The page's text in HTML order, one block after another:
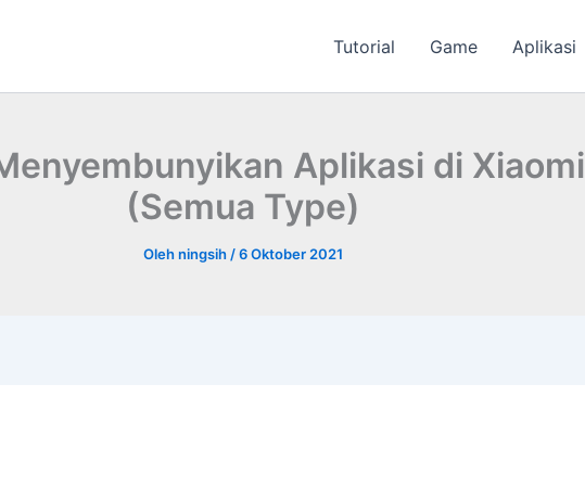
Tutorial Game Aplikasi
Aplikasi di Xiaomi
(Semua Type)
Olehningsih /6 Oktober 2021